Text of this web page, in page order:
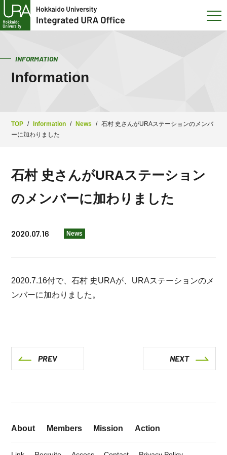
INFORMATION
Information
TOP / Information / News / 石村 史さんがURAステーションのメンバ
ーに加わりました
石村 史さんがURAステーション
のメンバーに加わりました
2020.07.16 News
2020.7.16付で、石村 史URAが、URAステーションのメ
ンバーに加わりました。
PREV NEXT
About Members Mission Action